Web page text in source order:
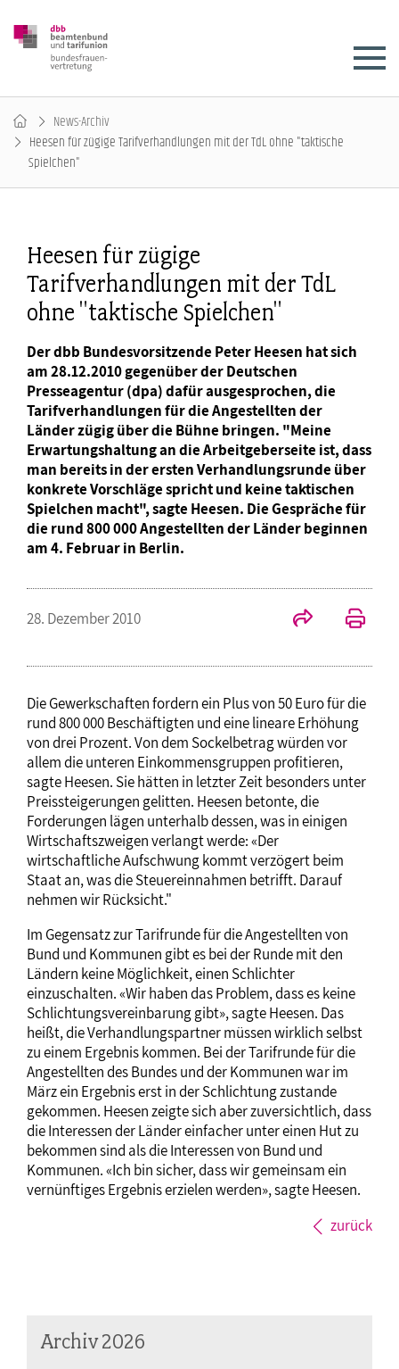
News-Archiv
Heesen für zügige Tarifverhandlungen mit der TdL ohne "taktische
Spielchen"
Heesen für zügige
Tarifverhandlungen mit der TdL
ohne "taktische Spielchen"
Der dbb Bundesvorsitzende Peter Heesen hat sich
am 28.12.2010 gegenüber der Deutschen
Presseagentur (dpa) dafür ausgesprochen, die
Tarifverhandlungen für die Angestellten der
Länder zügig über die Bühne bringen. "Meine
Erwartungshaltung an die Arbeitgeberseite ist, dass
man bereits in der ersten Verhandlungsrunde über
konkrete Vorschläge spricht und keine taktischen
Spielchen macht", sagte Heesen. Die Gespräche für
die rund 800 000 Angestellten der Länder beginnen
am 4. Februar in Berlin.
28. Dezember 2010
Die Gewerkschaften fordern ein Plus von 50 Euro für die
rund 800 000 Beschäftigten und eine lineare Erhöhung
von drei Prozent. Von dem Sockelbetrag würden vor
allem die unteren Einkommensgruppen profitieren,
sagte Heesen. Sie hätten in letzter Zeit besonders unter
Preissteigerungen gelitten. Heesen betonte, die
Forderungen lägen unterhalb dessen, was in einigen
Wirtschaftszweigen verlangt werde: «Der
wirtschaftliche Aufschwung kommt verzögert beim
Staat an, was die Steuereinnahmen betrifft. Darauf
nehmen wir Rücksicht."
Im Gegensatz zur Tarifrunde für die Angestellten von
Bund und Kommunen gibt es bei der Runde mit den
Ländern keine Möglichkeit, einen Schlichter
einzuschalten. «Wir haben das Problem, dass es keine
Schlichtungsvereinbarung gibt», sagte Heesen. Das
heißt, die Verhandlungspartner müssen wirklich selbst
zu einem Ergebnis kommen. Bei der Tarifrunde für die
Angestellten des Bundes und der Kommunen war im
März ein Ergebnis erst in der Schlichtung zustande
gekommen. Heesen zeigte sich aber zuversichtlich, dass
die Interessen der Länder einfacher unter einen Hut zu
bekommen sind als die Interessen von Bund und
Kommunen. «Ich bin sicher, dass wir gemeinsam ein
vernünftiges Ergebnis erzielen werden», sagte Heesen.
zurück
Archiv 2026